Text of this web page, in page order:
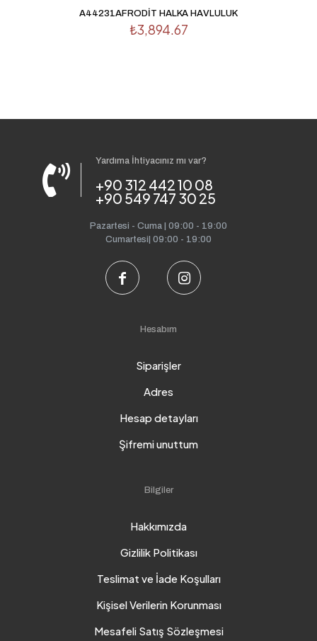
A44231AFRODİT HALKA HAVLULUK
₺3,894.67
Yardıma İhtiyacınız mı var?
+90 312 442 10 08
+90 549 747 30 25
Pazartesi - Cuma | 09:00 - 19:00
Cumartesi| 09:00 - 19:00
Hesabım
Siparişler
Adres
Hesap detayları
Şifremi unuttum
Bilgiler
Hakkımızda
Gizlilik Politikası
Teslimat ve İade Koşulları
Kişisel Verilerin Korunması
Mesafeli Satış Sözleşmesi